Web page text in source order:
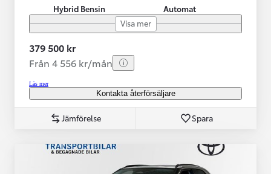
Hybrid Bensin
Automat
Visa mer
379 500 kr
Från 4 556 kr/mån
Läs mer
Kontakta återförsäljare
Jämförelse Spara